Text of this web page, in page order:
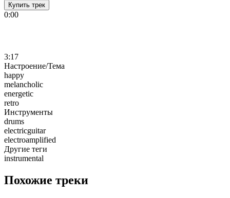
Купить трек
0:00
3:17
Настроение/Тема
happy
melancholic
energetic
retro
Инструменты
drums
electricguitar
electroamplified
Другие теги
instrumental
Похожие треки